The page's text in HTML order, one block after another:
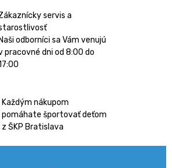
servis a
Naši odborníci sa Vám venujú
pracovné dni od 8:00 do
Každým nákupom
pomáhate športovať deťom
z ŠKP Bratislava